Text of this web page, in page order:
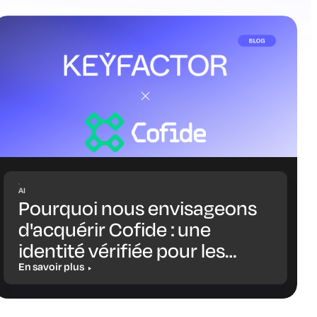
AI
Pourquoi nous envisageons
d'acquérir Cofide : une
identité vérifiée pour les
charges de travail et les
agents IA
En savoir plus